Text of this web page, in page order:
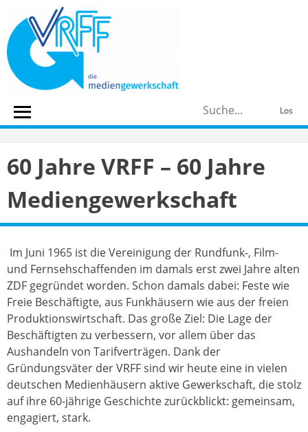
content
Los
60 Jahre VRFF – 60 Jahre
Mediengewerkschaft
Im Juni 1965 ist die Vereinigung der Rundfunk-, Film-
und Fernsehschaffenden im damals erst zwei Jahre alten
ZDF gegründet worden. Schon damals dabei: Feste wie
Freie Beschäftigte, aus Funkhäusern wie aus der freien
Produktionswirtschaft. Das große Ziel: Die Lage der
Beschäftigten zu verbessern, vor allem über das
Aushandeln von Tarifverträgen. Dank der
Gründungsväter der VRFF sind wir heute eine in vielen
deutschen Medienhäusern aktive Gewerkschaft, die stolz
auf ihre 60-jährige Geschichte zurückblickt: gemeinsam,
engagiert, stark.